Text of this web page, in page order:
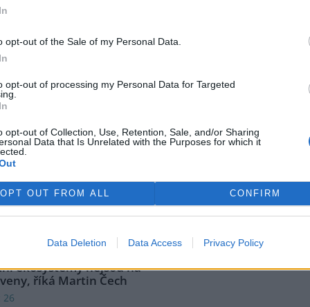
opt-out of the Sale of my Personal Data.
opt-out of processing my Personal Data for Targeted
opt-out of Collection, Use, Retention, Sale, and/or Sharing
Data that Is Unrelated with the Purposes for which it
OPT OUT FROM ALL CONFIRM
Data Deletion Data Access Privacy Policy
Vilém Jurek o výzvách i
Jurek je krajinný ekolog, který
svůj profesní život ochraně
končící projekt LIFE South
jehož cílem byla obnova
významu pastvy, invazních
s vlastníky i o tom, proč
vidět hned. A také o tom,
pro Kamenný vrch a jakou
ekosystémy nejsou na
říká Martin Čech
26